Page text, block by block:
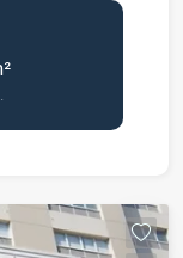
ou outros
para
pronta